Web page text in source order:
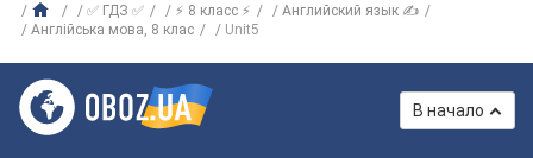
✅ ГДЗ ✅ ⚡ 8 класс ⚡
Английский язык ✍
Англiйська мова, 8 клас
Unit5
В начало